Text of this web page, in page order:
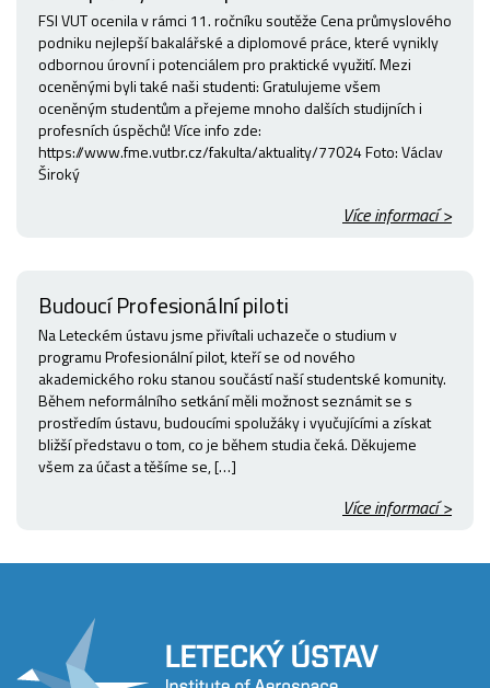
FSI VUT ocenila v rámci 11. ročníku soutěže Cena průmyslového
podniku nejlepší bakalářské a diplomové práce, které vynikly
odbornou úrovní i potenciálem pro praktické využití. Mezi
oceněnými byli také naši studenti: Gratulujeme všem
oceněným studentům a přejeme mnoho dalších studijních i
profesních úspěchů! Více info zde:
https://www.fme.vutbr.cz/fakulta/aktuality/77024 Foto: Václav
Široký
Více informací >
Budoucí Profesionální piloti
Na Leteckém ústavu jsme přivítali uchazeče o studium v
programu Profesionální pilot, kteří se od nového
akademického roku stanou součástí naší studentské komunity.
Během neformálního setkání měli možnost seznámit se s
prostředím ústavu, budoucími spolužáky i vyučujícími a získat
bližší představu o tom, co je během studia čeká. Děkujeme
všem za účast a těšíme se, […]
Více informací >